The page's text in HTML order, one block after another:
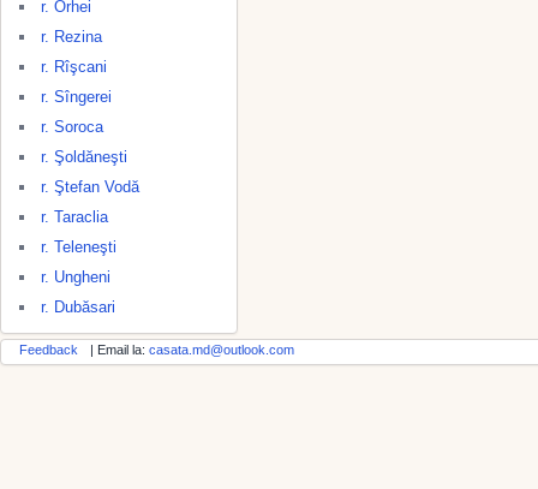
r. Orhei
r. Rezina
r. Rîşcani
r. Sîngerei
r. Soroca
r. Şoldăneşti
r. Ştefan Vodă
r. Taraclia
r. Teleneşti
r. Ungheni
r. Dubăsari
Feedback | Email la: casata.md@outlook.com